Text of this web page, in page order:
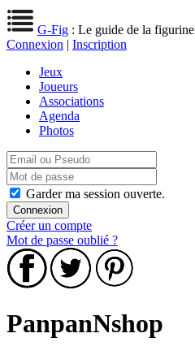
G-Fig : Le guide de la figurine
Connexion | Inscription
Jeux
Joueurs
Associations
Agenda
Photos
Garder ma session ouverte.
Créer un compte
Mot de passe oublié ?
PanpanNshop